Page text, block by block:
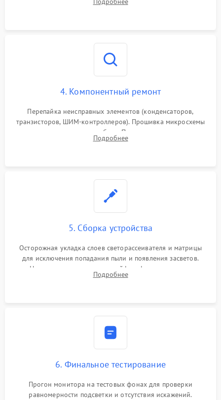
4. Компонентный ремонт
Перепайка неисправных элементов (конденсаторов,
транзисторов, ШИМ-контроллеров). Прошивка микросхемы
памяти при программных сбоях. При поломке подсветки —
разборка матрицы и замена выгоревших светодиодов.
Подробнее
5. Сборка устройства
Осторожная укладка слоев светорассеивателя и матрицы
для исключения попадания пыли и появления засветов.
Надежное подключение шлейфов, фиксация плат и
аккуратное защелкивание пластикового корпуса монитора.
Подробнее
6. Финальное тестирование
Прогон монитора на тестовых фонах для проверки
равномерности подсветки и отсутствия искажений.